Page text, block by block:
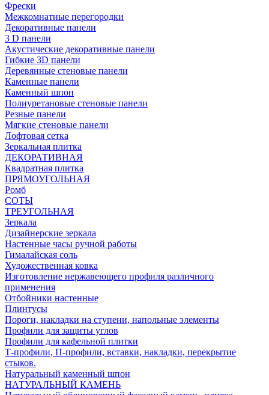
Фрески
Межкомнатные перегородки
Декоративные панели
3 D панели
Акустические декоративные панели
Гибкие 3D панели
Деревянные стеновые панели
Каменные панели
Каменный шпон
Полиуретановые стеновые панели
Резные панели
Мягкие стеновые панели
Лофтовая сетка
Зеркальная плитка
ДЕКОРАТИВНАЯ
Квадратная плитка
ПРЯМОУГОЛЬНАЯ
Ромб
СОТЫ
ТРЕУГОЛЬНАЯ
Зеркала
Дизайнерские зеркала
Настенные часы ручной работы
Гималайская соль
Художественная ковка
Изготовление нержавеющего профиля различного
применения
Отбойники настенные
Плинтусы
Пороги, накладки на ступени, напольные элементы
Профили для защиты углов
Профили для кафельной плитки
Т-профили, П-профили, вставки, накладки, перекрытие
стыков.
Натуральный каменный шпон
НАТУРАЛЬНЫЙ КАМЕНЬ